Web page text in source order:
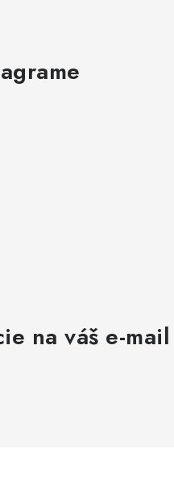
na váš e-mail